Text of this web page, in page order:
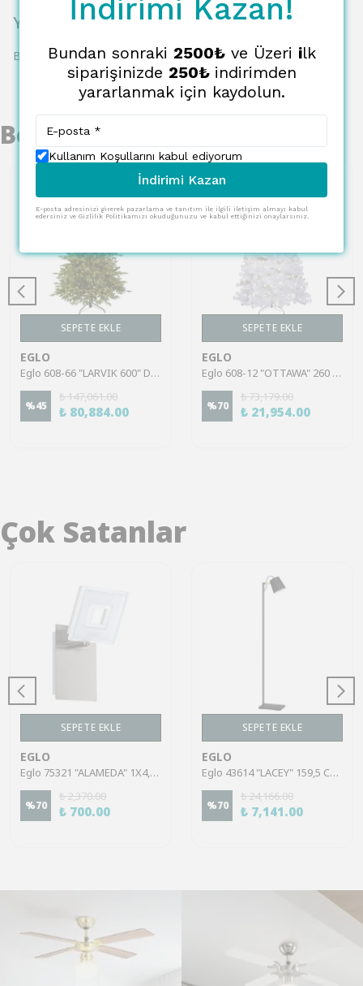
Yorumlar
Bu ürün için henüz yorum yapılmamış.
Benzer Ürünler
SEPETE EKLE
EGLO
Eglo 608-66 "LARVIK 600" Dekoratif Yılbaşı Işıklı Çam Ağacı 210Cm Yüksekliğinde 136Cm Çapında 2088 Dal
%45
₺ 147,061.00
₺ 80,884.00
SEPETE EKLE
EGLO
Eglo 608-12 "OTTAWA" 260 Ledli Dekoratif Yılbaşı Işıklı Beyaz Çam Ağacı 210Cm Yüksekliğinde 120Cm Çapında
%70
₺ 73,179.00
₺ 21,954.00
Çok Satanlar
SEPETE EKLE
EGLO
Eglo 75321 "ALAMEDA" 1X4,5W Çelik Nikel Mat Sıva Üstü Spot
%70
₺ 2,370.00
₺ 700.00
SEPETE EKLE
EGLO
Eglo 43614 "LACEY" 159,5 Cm Yüksekliğinde Çelik, Ahşap Köşe Lambası Lambader
%70
₺ 24,166.00
₺ 7,141.00
İndirimi Kazan!
Bundan sonraki 2500₺ve Üzeri ilk
siparişinizde 250₺ indirimden
yararlanmak için kaydolun.
Kullanım Koşullarını kabul ediyorum
İndirimi Kazan
E-posta adresinizi girerek pazarlama ve tanıtım ile ilgili iletişim almayı kabul
edersiniz ve Gizlilik Politikamızı okuduğunuzu ve kabul ettiğinizi onaylarsınız.